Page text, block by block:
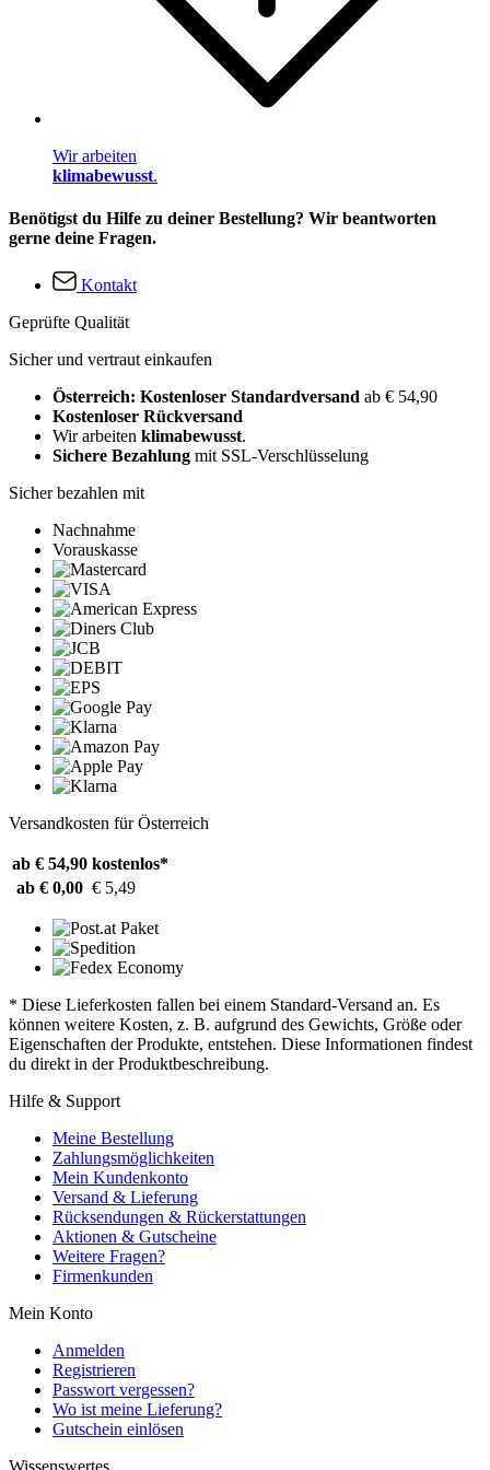
Wir arbeiten
klimabewusst.
Benötigst du Hilfe zu deiner Bestellung? Wir beantworten
gerne deine Fragen.
Kontakt
Geprüfte Qualität
Sicher und vertraut einkaufen
Österreich: Kostenloser Standardversand ab € 54,90
Kostenloser Rückversand
Wir arbeiten klimabewusst.
Sichere Bezahlung mit SSL-Verschlüsselung
Sicher bezahlen mit
Nachnahme
Vorauskasse
Versandkosten für Österreich
ab € 54,90 kostenlos*
ab € 0,00 € 5,49
* Diese Lieferkosten fallen bei einem Standard-Versand an. Es
können weitere Kosten, z. B. aufgrund des Gewichts, Größe oder
Eigenschaften der Produkte, entstehen. Diese Informationen findest
du direkt in der Produktbeschreibung.
Hilfe & Support
Meine Bestellung
Zahlungsmöglichkeiten
Mein Kundenkonto
Versand & Lieferung
Rücksendungen & Rückerstattungen
Aktionen & Gutscheine
Weitere Fragen?
Firmenkunden
Mein Konto
Anmelden
Registrieren
Passwort vergessen?
Wo ist meine Lieferung?
Gutschein einlösen